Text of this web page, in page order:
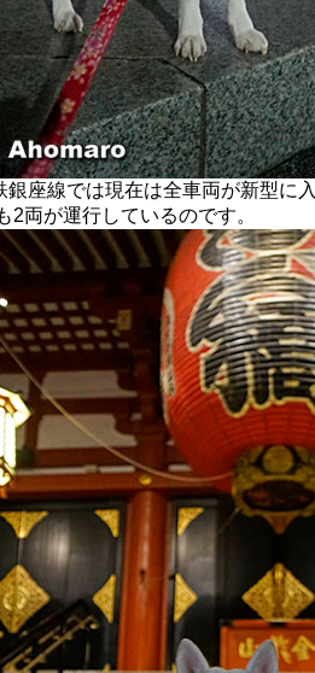
座線では現在は全車両が新型に
2両が運行しているのです。